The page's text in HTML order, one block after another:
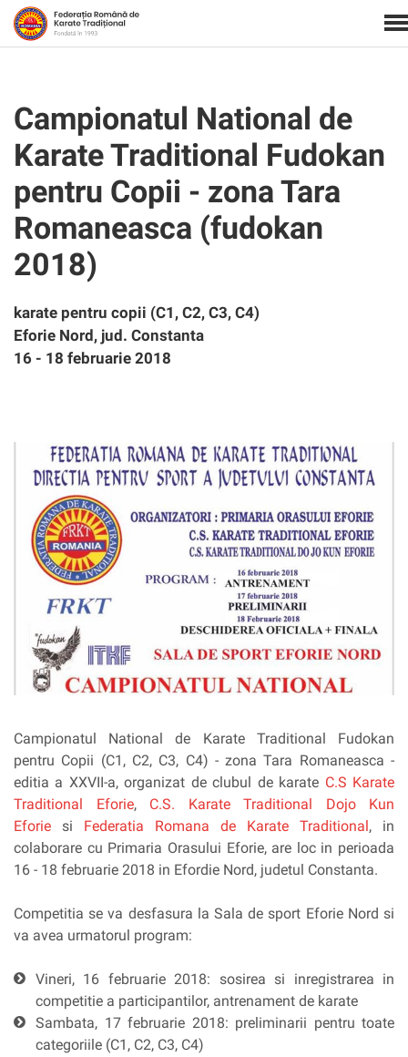
Campionatul National de
Karate Traditional Fudokan
pentru Copii - zona Tara
Romaneasca (fudokan
2018)
karate pentru copii (C1, C2, C3, C4)
Eforie Nord, jud. Constanta
16 - 18 februarie 2018
Campionatul National de Karate Traditional Fudokan
pentru Copii (C1, C2, C3, C4) - zona Tara Romaneasca -
editia a XXVII-a, organizat de clubul de karate C.S Karate
Traditional Eforie, C.S. Karate Traditional Dojo Kun
Eforie si Federatia Romana de Karate Traditional , in
colaborare cu Primaria Orasului Eforie, are loc in perioada
16 - 18 februarie 2018 in Efordie Nord, judetul Constanta.
Competitia se va desfasura la Sala de sport Eforie Nord si
va avea urmatorul program:
Vineri, 16 februarie 2018: sosirea si inregistrarea in
competitie a participantilor, antrenament de karate
Sambata, 17 februarie 2018: preliminarii pentru toate
categoriile (C1, C2, C3, C4)